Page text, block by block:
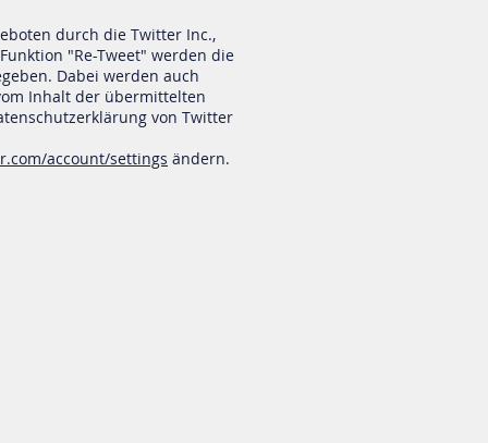
durch die Twitter Inc.,
"Re-Tweet" werden die
Dabei werden auch
Inhalt der übermittelten
von Twitter
account/settings ändern.